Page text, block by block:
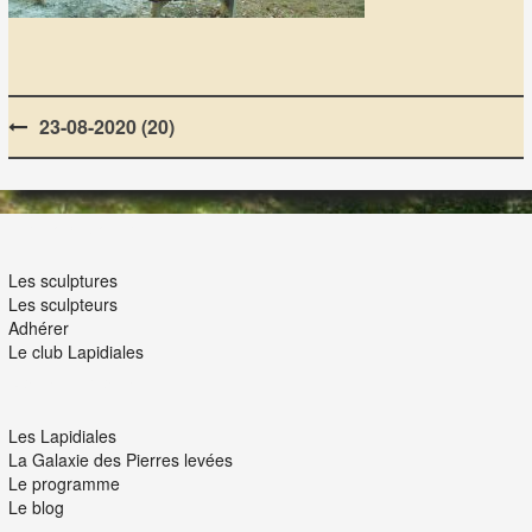
Post
navigation
23-08-2020 (20)
Les sculptures
Les sculpteurs
Adhérer
Le club Lapidiales
Les Lapidiales
La Galaxie des Pierres levées
Le programme
Le blog